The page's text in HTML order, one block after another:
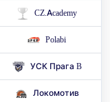
CZ.Academy
Polabi
УСК Прага B
Локомотив